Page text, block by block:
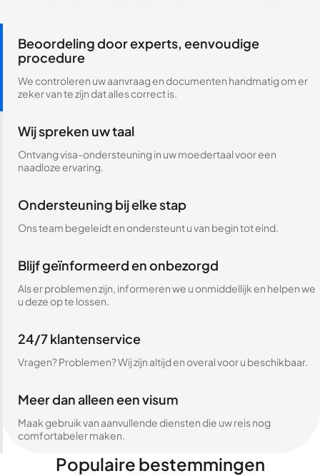
Beoordeling door experts, eenvoudige
procedure
We controleren uw aanvraag en documenten handmatig om er
zeker van te zijn dat alles correct is.
Wij spreken uw taal
Ontvang visa-ondersteuning in uw moedertaal voor een
naadloze ervaring.
Ondersteuning bij elke stap
Ons team begeleidt en ondersteunt u van begin tot eind.
Blijf geïnformeerd en onbezorgd
Als er problemen zijn, informeren we u onmiddellijk en helpen we
u deze op te lossen.
24/7 klantenservice
Vragen? Problemen? Wij zijn altijd en overal voor u beschikbaar.
Meer dan alleen een visum
Maak gebruik van aanvullende diensten die uw reis nog
comfortabeler maken.
Populaire bestemmingen